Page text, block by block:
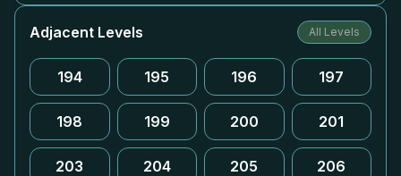
Adjacent Levels All Levels
194 195 196 197
198 199 200 201
203 204 205 206